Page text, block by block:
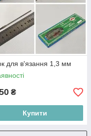
для в'язання 1,3 мм
₴
Купити